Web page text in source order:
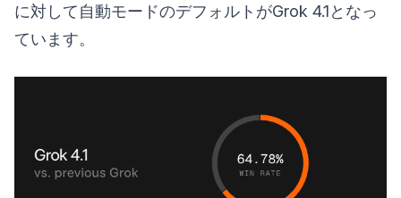
に対して自動モードのデフォルトがGrok 4.1となっ
ています。